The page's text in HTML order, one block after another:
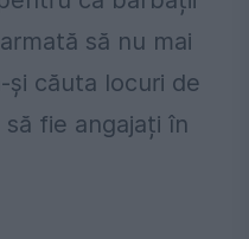
să nu mai
căuta locuri de
fie angajați în